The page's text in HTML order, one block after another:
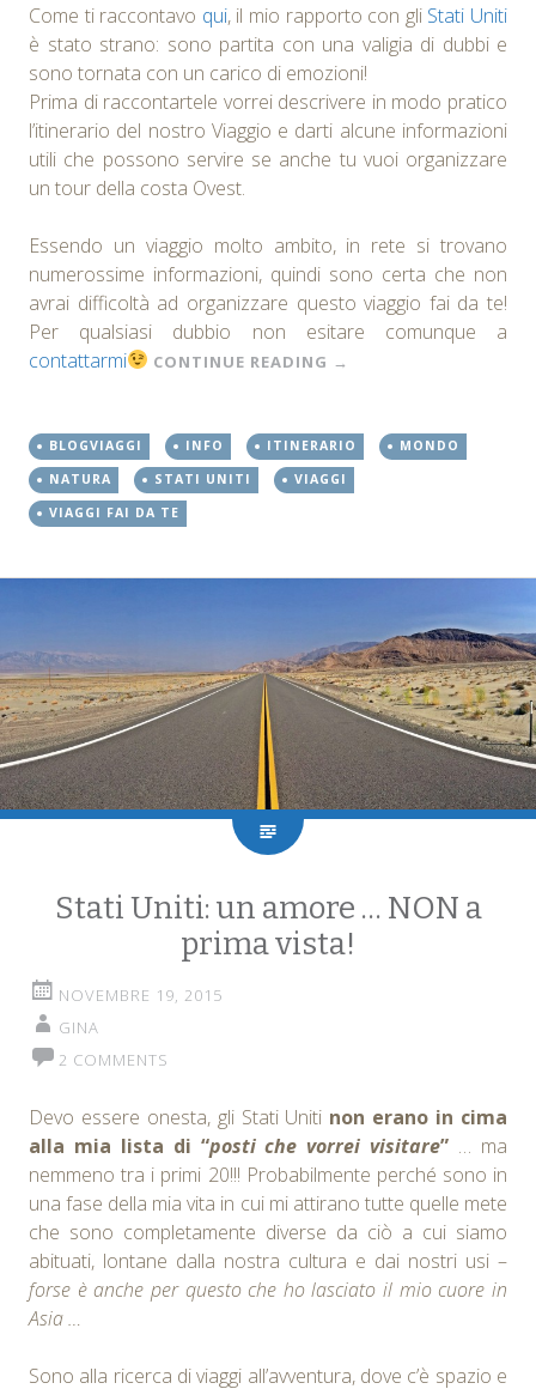
Come ti raccontavo qui, il mio rapporto con gli Stati Uniti
è stato strano: sono partita con una valigia di dubbi e
sono tornata con un carico di emozioni!
Prima di raccontartele vorrei descrivere in modo pratico
l’itinerario del nostro Viaggio e darti alcune informazioni
utili che possono servire se anche tu vuoi organizzare
un tour della costa Ovest.
Essendo un viaggio molto ambito, in rete si trovano
numerossime informazioni, quindi sono certa che non
avrai difficoltà ad organizzare questo viaggio fai da te!
Per qualsiasi dubbio non esitare comunque a
contattarmi
CONTINUE READING →
BLOGVIAGGI INFO ITINERARIO
MONDO
NATURA
STATI UNITI
VIAGGI
VIAGGI FAI DA TE
Stati Uniti: un amore … NON a
prima vista!
NOVEMBRE 19, 2015
GINA
2 COMMENTS
Devo essere onesta, gli Stati Uniti non erano in cima
alla mia lista di “posti che vorrei visitare” … ma
nemmeno tra i primi 20!!! Probabilmente perché sono in
una fase della mia vita in cui mi attirano tutte quelle mete
che sono completamente diverse da ciò a cui siamo
abituati, lontane dalla nostra cultura e dai nostri usi –
forse è anche per questo che ho lasciato il mio cuore in
Asia …
Sono alla ricerca di viaggi all’avventura, dove c’è spazio e